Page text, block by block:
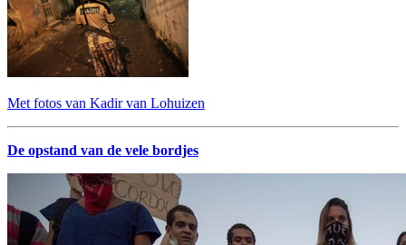
Met fotos van Kadir van Lohuizen
De opstand van de vele bordjes